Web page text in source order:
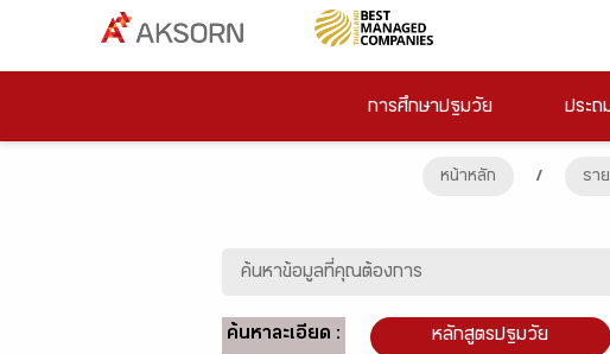
การศึกษาปฐมวัย ประถ
หน้าหลัก / รา
ค้นหาละเอียด : หลักสูตรปฐมวัย